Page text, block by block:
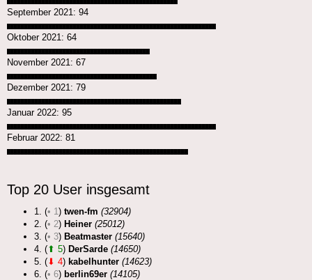
September 2021: 94
Oktober 2021: 64
November 2021: 67
Dezember 2021: 79
Januar 2022: 95
Februar 2022: 81
Top 20 User insgesamt
1. (• 1 ) twen-fm (32904)
2. (• 2) Heiner (25012)
3. (• 3) Beatmaster (15640)
4. (⬆ 5) DerSarde (14650)
5. (⬇ 4) kabelhunter (14623)
6. (• 6) berlin69er (14105)